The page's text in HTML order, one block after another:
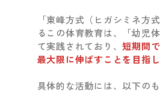
「東峰方式（ヒガシミネ方
るこの体育教育は、「幼児
て実践されており、短期間
最大限に伸ばすことを目指
具体的な活動には、以下のも